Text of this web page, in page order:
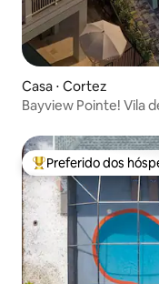
Casa ⋅ Cortez
Bayview Pointe! Vila
Entre os melhores
Preferido dos